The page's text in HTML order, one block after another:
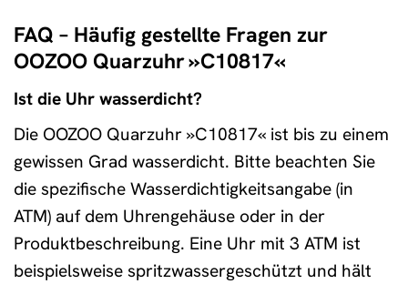
FAQ – Häufig gestellte Fragen zur
OOZOO Quarzuhr »C10817«
Ist die Uhr wasserdicht?
Die OOZOO Quarzuhr »C10817« ist bis zu einem
gewissen Grad wasserdicht. Bitte beachten Sie
die spezifische Wasserdichtigkeitsangabe (in
ATM) auf dem Uhrengehäuse oder in der
Produktbeschreibung. Eine Uhr mit 3 ATM ist
beispielsweise spritzwassergeschützt und hält